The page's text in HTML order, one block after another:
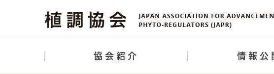
協会紹介 情報公